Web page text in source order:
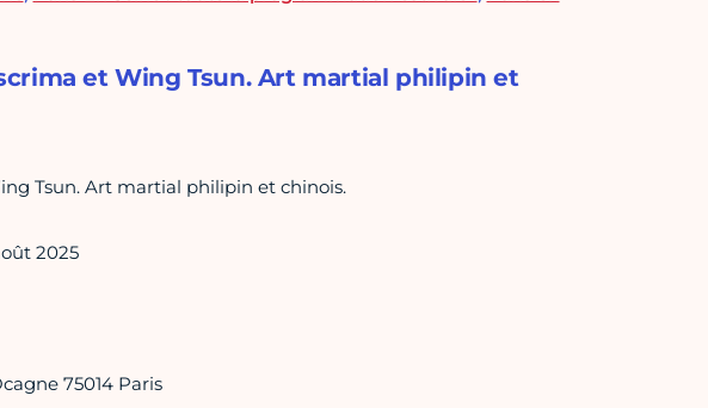
et Wing Tsun. Art martial philipin et
Tsun. Art martial philipin et chinois.
2025
75014 Paris